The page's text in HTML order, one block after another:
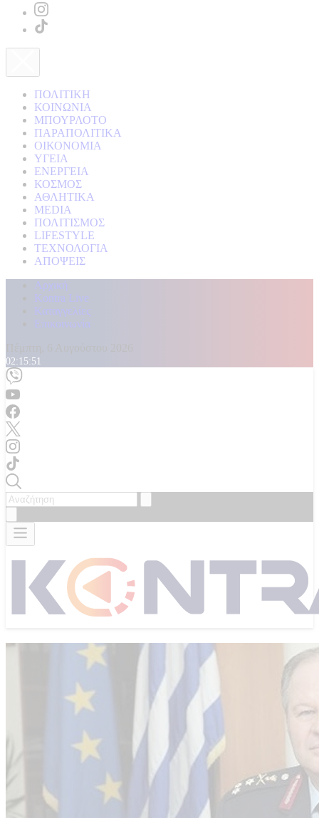
ΠΟΛΙΤΙΚΗ
ΚΟΙΝΩΝΙΑ
ΜΠΟΥΡΛΟΤΟ
ΠΑΡΑΠΟΛΙΤΙΚΑ
ΟΙΚΟΝΟΜΙΑ
ΥΓΕΙΑ
ΕΝΕΡΓΕΙΑ
ΚΟΣΜΟΣ
ΑΘΛΗΤΙΚΑ
MEDIA
ΠΟΛΙΤΙΣΜΟΣ
LIFESTYLE
ΤΕΧΝΟΛΟΓΙΑ
ΑΠΟΨΕΙΣ
Αρχική
Kontra Live
Καταγγελίες
Επικοινωνία
02:15:52